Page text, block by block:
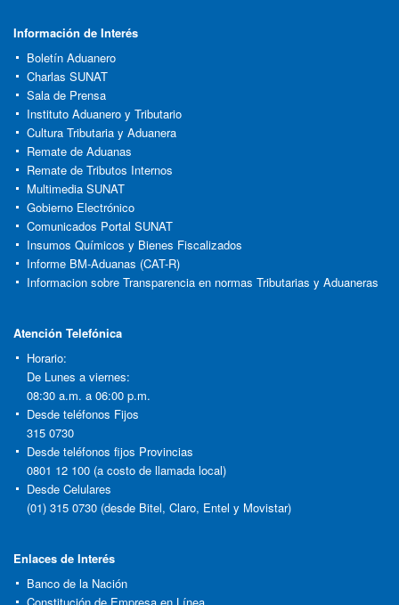
Información de Interés
Boletín Aduanero
Charlas SUNAT
Sala de Prensa
Instituto Aduanero y Tributario
Cultura Tributaria y Aduanera
Remate de Aduanas
Remate de Tributos Internos
Multimedia SUNAT
Gobierno Electrónico
Comunicados Portal SUNAT
Insumos Químicos y Bienes Fiscalizados
Informe BM-Aduanas (CAT-R)
Informacion sobre Transparencia en normas Tributarias y Aduaneras
Atención Telefónica
Horario:
De Lunes a viernes:
08:30 a.m. a 06:00 p.m.
Desde teléfonos Fijos
315 0730
Desde teléfonos fijos Provincias
0801 12 100 (a costo de llamada local)
Desde Celulares
(01) 315 0730 (desde Bitel, Claro, Entel y Movistar)
Enlaces de Interés
Banco de la Nación